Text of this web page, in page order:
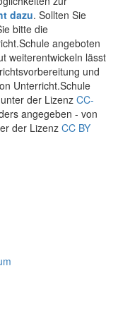
dazu. Sollten Sie
bitte die
angeboten
weiterentwickeln lässt
und
Unterricht.Schule
der Lizenz CC-
angegeben - von
der Lizenz CC BY